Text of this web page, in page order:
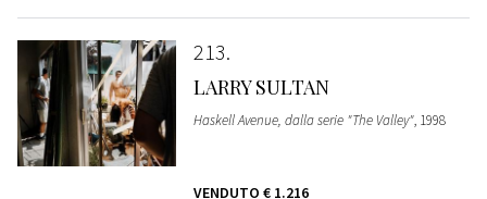
213
LARRY SULTAN
Haskell Avenue, dalla serie "The Valley", 1998
VENDUTO € 1.216